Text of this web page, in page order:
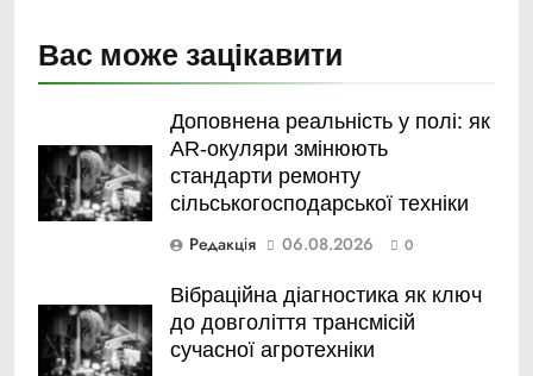
Вас може зацікавити
Доповнена реальність у полі: як
AR-окуляри змінюють
стандарти ремонту
сільськогосподарської техніки
Редакція
06.08.2026 0
Вібраційна діагностика як ключ
до довголіття трансмісій
сучасної агротехніки